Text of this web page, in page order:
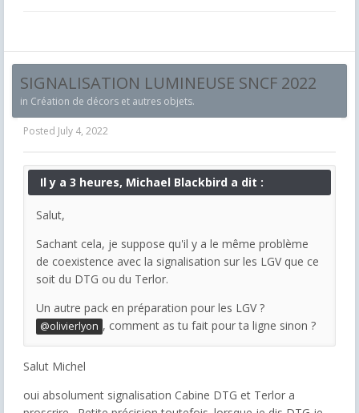
SIGNALISATION LUMINEUSE SNCF 2022
in Création de décors et autres objets.
Posted July 4, 2022
Il y a 3 heures, Michael Blackbird a dit :
Salut,
Sachant cela, je suppose qu'il y a le même problème
de coexistence avec la signalisation sur les LGV que ce
soit du DTG ou du Terlor.
Un autre pack en préparation pour les LGV ?
@olivierlyon , comment as tu fait pour ta ligne sinon ?
Salut Michel
oui absolument signalisation Cabine DTG et Terlor a